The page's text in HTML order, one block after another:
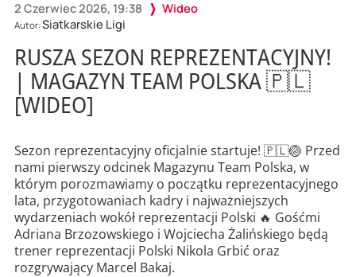
2 Czerwiec 2026, 19:38 Wideo
Autor:Siatkarskie Ligi
RUSZA SEZON REPREZENTACYJNY!
| MAGAZYN TEAM POLSKA 🇵🇱
[WIDEO]
Sezon reprezentacyjny oficjalnie startuje! 🇵🇱🏐 Przed
nami pierwszy odcinek Magazynu Team Polska, w
którym porozmawiamy o początku reprezentacyjnego
lata, przygotowaniach kadry i najważniejszych
wydarzeniach wokół reprezentacji Polski 🔥 Gośćmi
Adriana Brzozowskiego i Wojciecha Żalińskiego będą
trener reprezentacji Polski Nikola Grbić oraz
rozgrywający Marcel Bakaj.